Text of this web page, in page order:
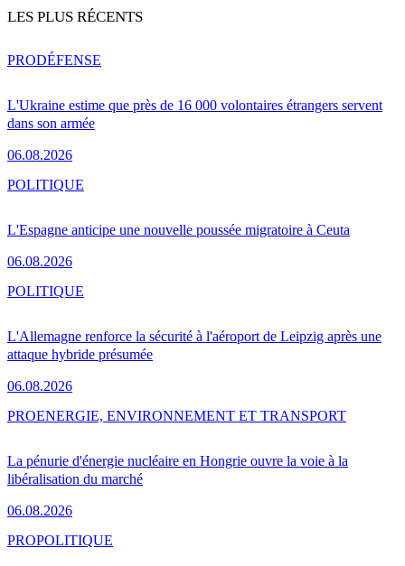
LES PLUS RÉCENTS
L'Ukraine estime que près de 16 000 volontaires étrangers servent
dans son armée
06.08.2026
PRODÉFENSE
L'Espagne anticipe une nouvelle poussée migratoire à Ceuta
06.08.2026
POLITIQUE
L'Allemagne renforce la sécurité à l'aéroport de Leipzig après une
attaque hybride présumée
06.08.2026
POLITIQUE
La pénurie d'énergie nucléaire en Hongrie ouvre la voie à la
libéralisation du marché
06.08.2026
PROENERGIE, ENVIRONNEMENT ET TRANSPORT
PROPOLITIQUE